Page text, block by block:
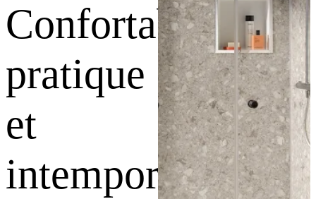
Confortable,
pratique
et
intemporel